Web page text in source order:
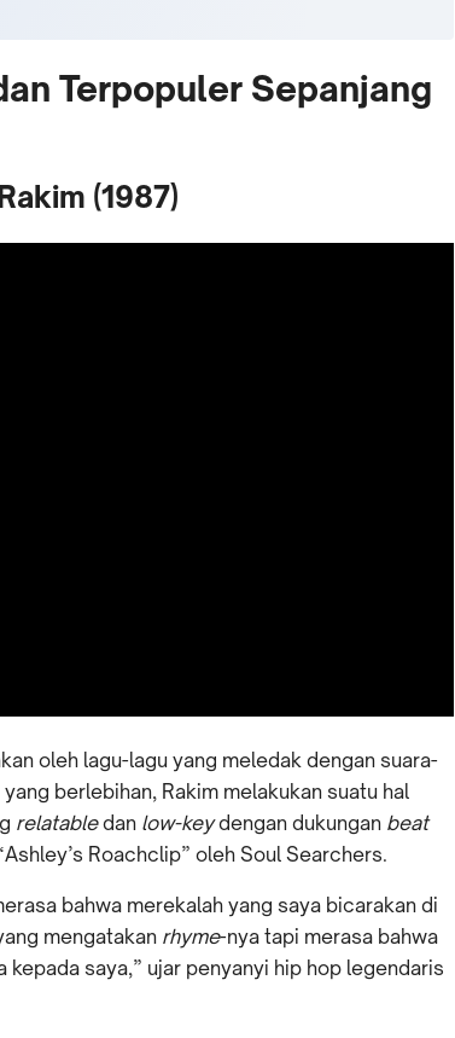
Terpopuler Sepanjang
(1987)
oleh lagu-lagu yang meledak dengan suara-
berlebihan, Rakim melakukan suatu hal
relatabledan low-keydengan dukungan beat
Roachclip” oleh Soul Searchers.
bahwa merekalah yang saya bicarakan di
mengatakan rhyme-nya tapi merasa bahwa
saya,” ujar penyanyi hip hop legendaris